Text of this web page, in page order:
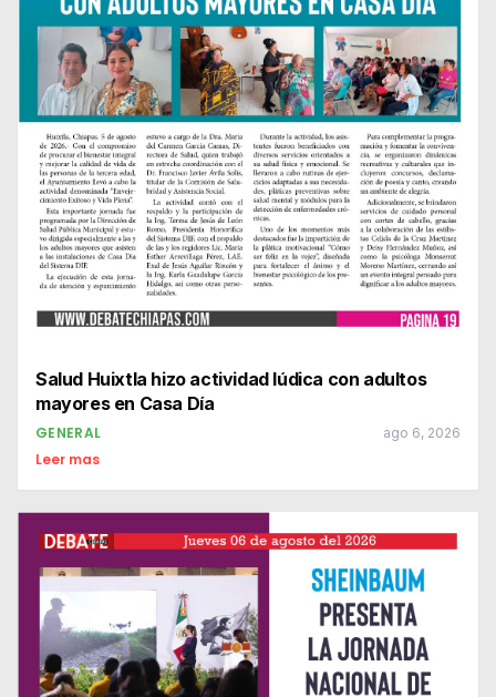
Salud Huixtla hizo actividad lúdica con adultos
mayores en Casa Día
GENERAL ago 6, 2026
Leer mas